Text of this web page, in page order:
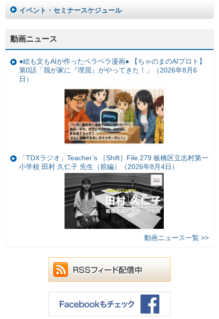
イベント・セミナースケジュール
動画ニュース
●絵も文もAIが作ったペラペラ漫画● 【ちゃのまのAIプロト】
第0話「我が家に『理屈』がやってきた！」（2026年8月6
日）
「TDXラジオ」Teacher’s ［Shift］File.279 板橋区立志村第一
小学校 田村 久仁子 先生（前編）（2026年8月4日）
動画ニュース一覧 >>